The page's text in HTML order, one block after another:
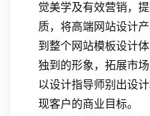
觉美学及有效营销，
质，将高端网站设计
到整个网站模板设计
独到的形象，拓展市
以设计指导师别出设
现客户的商业目标。